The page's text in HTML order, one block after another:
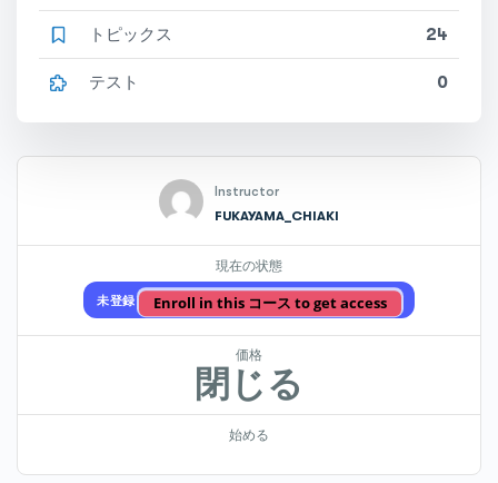
Instructor
FUKAYAMA_CHIAKI
現在の状態
未登録 Enroll in this コース to get access
価格
閉じる
始める
トピックス 24
テスト 0